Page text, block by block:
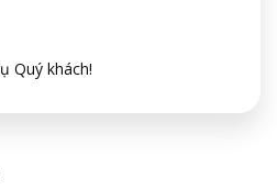
Quý khách!